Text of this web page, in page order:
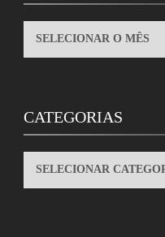
ARQUIVOS
CATEGORIAS
CATEGORIAS